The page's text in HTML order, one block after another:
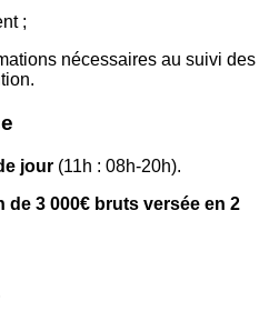
;
nécessaires au suivi des
jour (11h : 08h-20h).
de 3 000€ bruts versée en 2